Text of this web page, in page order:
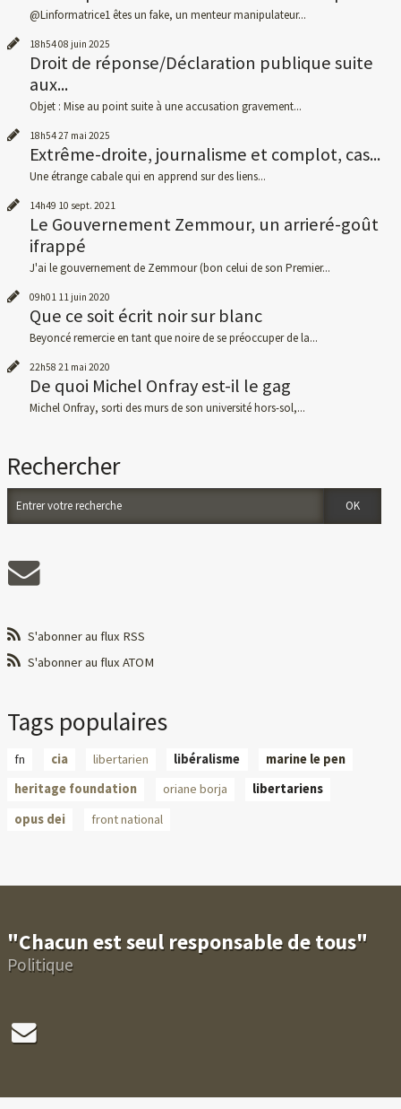
@Linformatrice1 êtes un fake, un menteur manipulateur...
18h5408 juin 2025
Droit de réponse/Déclaration publique suite
aux...
Objet : Mise au point suite à une accusation gravement...
18h5427 mai 2025
Extrême-droite, journalisme et complot, cas...
Une étrange cabale qui en apprend sur des liens...
14h49 10 sept. 2021
Le Gouvernement Zemmour, un arrieré-goût
ifrappé
J'ai le gouvernement de Zemmour (bon celui de son Premier...
09h01 11 juin 2020
Que ce soit écrit noir sur blanc
Beyoncé remercie en tant que noire de se préoccuper de la...
22h58 21 mai 2020
De quoi Michel Onfray est-il le gag
Michel Onfray, sorti des murs de son université hors-sol,...
Rechercher
S'abonner au flux RSS
S'abonner au flux ATOM
Tags populaires
fn cia libertarien libéralisme
marine le pen
heritage foundation
oriane borja
libertariens
opus dei
front national
"Chacun est seul responsable de tous"
Politique